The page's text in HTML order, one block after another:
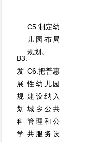
B3.
发
展
规
划
科
学
C5.制定幼
儿园布局
规划。
C6.把普惠
性幼儿园
建设纳入
城乡公共
管理和公
共服务设